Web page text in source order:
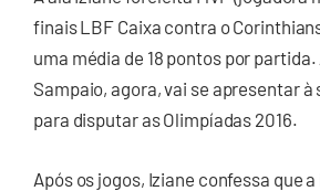
finais LBF Caixa contra o
uma média de 18 pontos por
Sampaio, agora, vai se apresentar
para disputar as Olimpíadas 2016.
Após os jogos, Iziane confessa que